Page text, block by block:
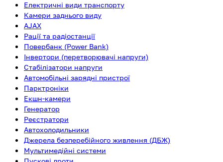
Електричні види транспорту
Камери заднього виду
AJAX
Рації та радіостанції
Повербанк (Power Bank)
Інвертори (перетворювачі напруги)
Стабілізатори напруги
Автомобільні зарядні пристрої
Парктроніки
Екшн-камери
Генератор
Реєстратори
Автохолодильники
Джерела безперебійного живлення (ДБЖ)
Мультимедійні системи